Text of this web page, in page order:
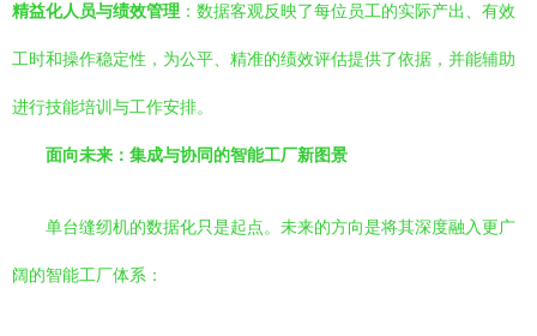
精益化人员与绩效管理 ：数据客观反映了每位员工的实际产出、有效
工时和操作稳定性，为公平、精准的绩效评估提供了依据，并能辅助
进行技能培训与工作安排。
面向未来：集成与协同的智能工厂新图景
单台缝纫机的数据化只是起点。未来的方向是将其深度融入更广
阔的智能工厂体系：